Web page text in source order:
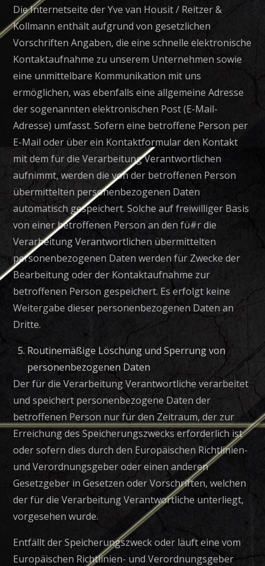
Die Internetseite der Yve van Housit / Reitzer &
Kollmann enthält aufgrund von gesetzlichen
Vorschriften Angaben, die eine schnelle elektronische
Kontaktaufnahme zu unserem Unternehmen sowie
eine unmittelbare Kommunikation mit uns
ermöglichen, was ebenfalls eine allgemeine Adresse
der sogenannten elektronischen Post (E-Mail-
Adresse) umfasst. Sofern eine betroffene Person per
E-Mail oder über ein Kontaktformular den Kontakt
mit dem für die Verarbeitung Verantwortlichen
aufnimmt, werden die von der betroffenen Person
übermittelten personenbezogenen Daten
automatisch gespeichert. Solche auf freiwilliger Basis
von einer betroffenen Person an den fü#r die
Verarbeitung Verantwortlichen übermittelten
personenbezogenen Daten werden für Zwecke der
Bearbeitung oder der Kontaktaufnahme zur
betroffenen Person gespeichert. Es erfolgt keine
Weitergabe dieser personenbezogenen Daten an
Dritte.
Routinemäßige Löschung und Sperrung von
personenbezogenen Daten
Der für die Verarbeitung Verantwortliche verarbeitet
und speichert personenbezogene Daten der
betroffenen Person nur für den Zeitraum, der zur
Erreichung des Speicherungszwecks erforderlich ist
oder sofern dies durch den Europäischen Richtlinien-
und Verordnungsgeber oder einen anderen
Gesetzgeber in Gesetzen oder Vorschriften, welchen
der für die Verarbeitung Verantwortliche unterliegt,
vorgesehen wurde.
Entfällt der Speicherungszweck oder läuft eine vom
Europäischen Richtlinien- und Verordnungsgeber